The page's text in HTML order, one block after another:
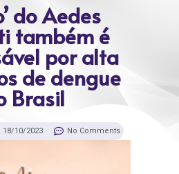
do Aedes
também é
por alta
de dengue
Brasil
18/10/2023 No Comments